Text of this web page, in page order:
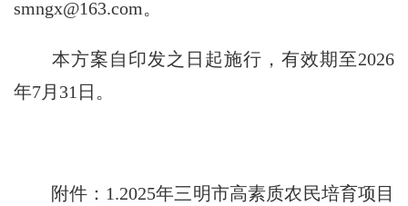
smngx@163.com。
本方案自印发之日起施行，有效期至2026
年7月 31 日。
附件： 1.2025年三明市高素质农民培育项目